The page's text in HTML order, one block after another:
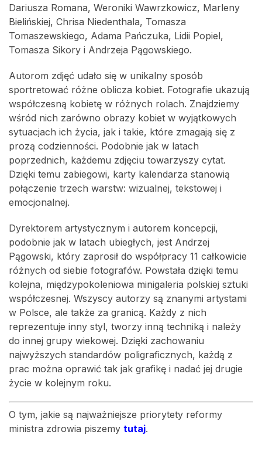
Dariusza Romana, Weroniki Wawrzkowicz, Marleny
Bielińskiej, Chrisa Niedenthala, Tomasza
Tomaszewskiego, Adama Pańczuka, Lidii Popiel,
Tomasza Sikory i Andrzeja Pągowskiego.
Autorom zdjęć udało się w unikalny sposób
sportretować różne oblicza kobiet. Fotografie ukazują
współczesną kobietę w różnych rolach. Znajdziemy
wśród nich zarówno obrazy kobiet w wyjątkowych
sytuacjach ich życia, jak i takie, które zmagają się z
prozą codzienności. Podobnie jak w latach
poprzednich, każdemu zdjęciu towarzyszy cytat.
Dzięki temu zabiegowi, karty kalendarza stanowią
połączenie trzech warstw: wizualnej, tekstowej i
emocjonalnej.
Dyrektorem artystycznym i autorem koncepcji,
podobnie jak w latach ubiegłych, jest Andrzej
Pągowski, który zaprosił do współpracy 11 całkowicie
różnych od siebie fotografów. Powstała dzięki temu
kolejna, międzypokoleniowa minigaleria polskiej sztuki
współczesnej. Wszyscy autorzy są znanymi artystami
w Polsce, ale także za granicą. Każdy z nich
reprezentuje inny styl, tworzy inną techniką i należy
do innej grupy wiekowej. Dzięki zachowaniu
najwyższych standardów poligraficznych, każdą z
prac można oprawić tak jak grafikę i nadać jej drugie
życie w kolejnym roku.
O tym, jakie są najważniejsze priorytety reformy
ministra zdrowia piszemy tutaj.